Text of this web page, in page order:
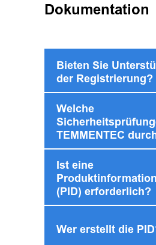
Dokumentation
Bieten Sie
der Registrierung?
Welche
TEMMENTEC
Ist eine
(PID) erforderlich?
Wer erstellt die